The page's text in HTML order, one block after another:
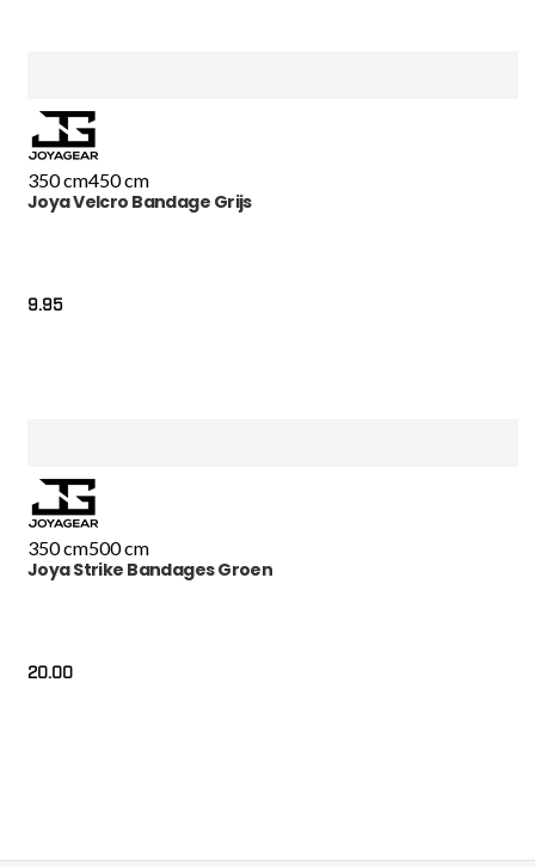
350 cm450 cm
Joya Velcro Bandage Grijs
9.95
350 cm500 cm
Joya Strike Bandages Groen
20.00